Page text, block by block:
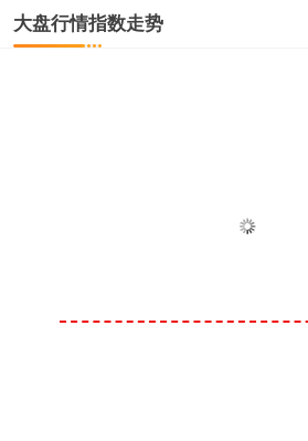
大盘行情指数走势